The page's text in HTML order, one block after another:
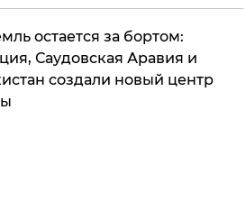
остается за бортом:
Саудовская Аравия и
создали новый центр